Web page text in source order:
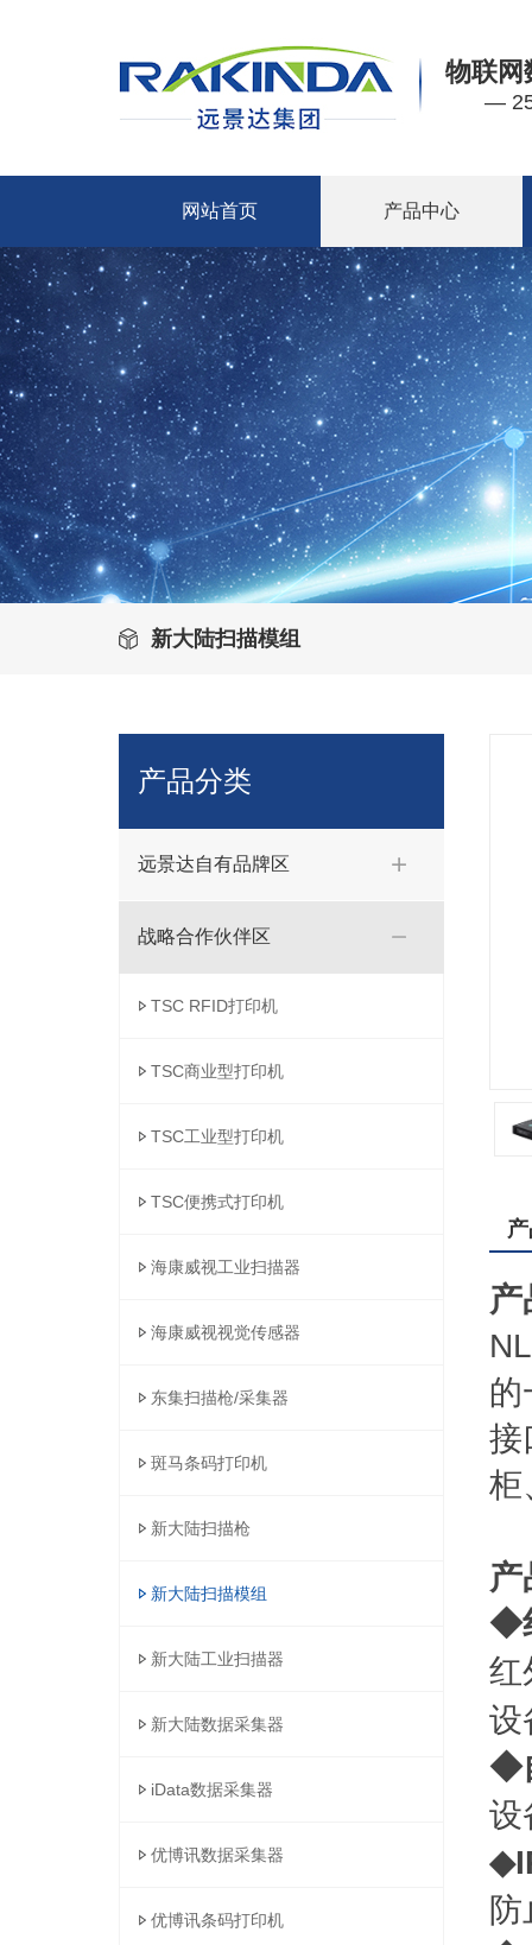
物联网
—
网站首页 产品中心
新大陆扫描模组
产品分类
远景达自有品牌区
战略合作伙伴区
TSC RFID打印机
TSC商业型打印机
TSC工业型打印机
TSC便携式打印机
海康威视工业扫描器
海康威视视觉传感器
东集扫描枪/采集器
斑马条码打印机
新大陆扫描枪
新大陆扫描模组
新大陆工业扫描器
新大陆数据采集器
iData数据采集器
优博讯数据采集器
优博讯条码打印机
产
的
接
柜
产
◆
红
设
◆
设
◆